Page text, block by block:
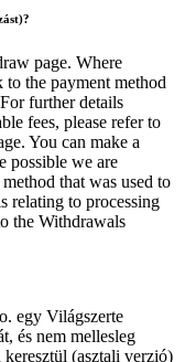
page. Where
to the payment method
further details
fees, please refer to
You can make a
possible we are
that was used to
relating to processing
the Withdrawals
egy Világszerte
és nem mellesleg
(asztali verzió)